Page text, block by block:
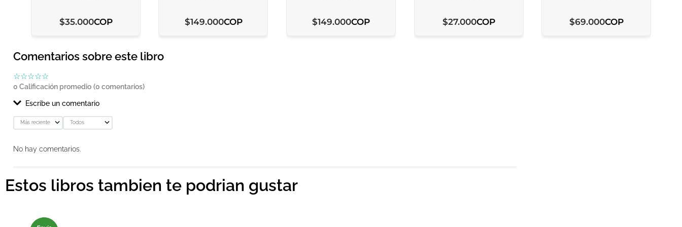
$35.000COP $149.000COP $149.000COP $27.000COP $69.000COP
Comentarios sobre este libro
☆☆☆☆☆
0 Calificación promedio (0 comentarios)
Escribe un comentario
Agregar comentario
★★★
Más reciente Todos
No hay comentarios.
Estos libros tambien te podrian gustar